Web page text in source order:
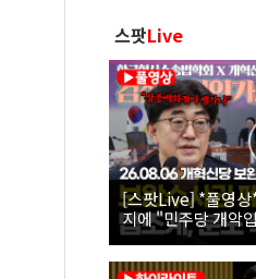
스팟Live
[스팟Live] *풀영상
지에 "민주당 개악
26.08.06 개혁신당